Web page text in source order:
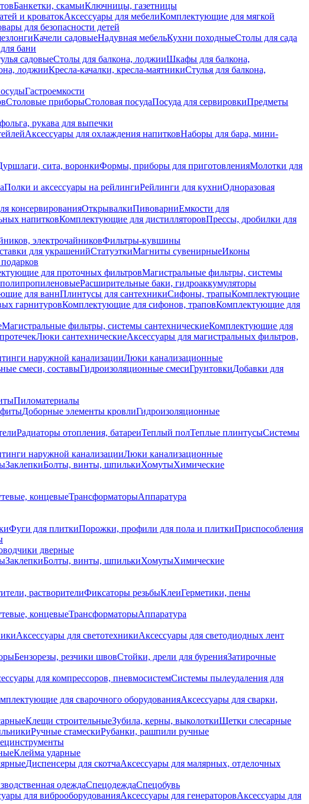
Банкетки, скамьиКлючницы, газетницы
и кроватокАксессуары для мебелиКомплектующие для мягкой
для безопасности детей
Качели садовыеНадувная мебельКухни походныеСтолы для сада
бани
садовыеСтолы для балкона, лоджииШкафы для балкона,
лоджииКресла-качалки, кресла-маятникиСтулья для балкона,
Гастроемкости
Столовые приборыСтоловая посудаПосуда для сервировкиПредметы
рукава для выпечки
Аксессуары для охлаждения напитковНаборы для бара, мини-
сита, воронкиФормы, приборы для приготовленияМолотки для
Полки и аксессуары на рейлингиРейлинги для кухниОдноразовая
консервированияОткрывалкиПивоварниЕмкости для
напитковКомплектующие для дистилляторовПрессы, дробилки для
электрочайниковФильтры-кувшины
для украшенийСтатуэткиМагниты сувенирныеИконы
для проточных фильтровМагистральные фильтры, системы
Расширительные баки, гидроаккумуляторы
для ваннПлинтусы для сантехникиСифоны, трапыКомплектующие
гарнитуровКомплектующие для сифонов, траповКомплектующие для
Магистральные фильтры, системы сантехническиеКомплектующие для
Люки сантехническиеАксессуары для магистральных фильтров,
наружной канализацииЛюки канализационные
смеси, составыГидроизоляционные смесиГрунтовкиДобавки для
Пиломатериалы
Доборные элементы кровлиГидроизоляционные
Радиаторы отопления, батареиТеплый полТеплые плинтусыСистемы
наружной канализацииЛюки канализационные
ЗаклепкиБолты, винты, шпилькиХомутыХимические
концевыеТрансформаторыАппаратура
Фуги для плиткиПорожки, профили для пола и плиткиПриспособления
дверные
ЗаклепкиБолты, винты, шпилькиХомутыХимические
растворителиФиксаторы резьбыКлеиГерметики, пены
концевыеТрансформаторыАппаратура
Аксессуары для светотехникиАксессуары для светодиодных лент
Бензорезы, резчики швовСтойки, дрели для буренияЗатирочные
для компрессоров, пневмосистемСистемы пылеудаления для
для сварочного оборудованияАксессуары для сварки,
Клещи строительныеЗубила, керны, выколоткиЩетки слесарные
Ручные стамескиРубанки, рашпили ручные
Клейма ударные
Диспенсеры для скотчаАксессуары для малярных, отделочных
одеждаСпецодеждаСпецобувь
для виброоборудованияАксессуары для генераторовАксессуары для